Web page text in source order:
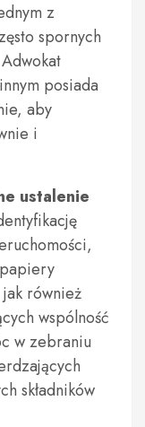
z
spornych
posiada
aby
i
ustalenie
papiery
również
wspólność
w zebraniu
składników